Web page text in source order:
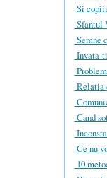
Si
Sfantul
Semne
Invata-
Relatia
Cand
Ce nu
10